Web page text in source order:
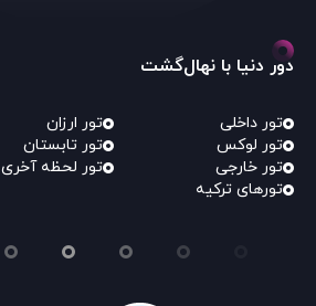
دور دنیا با نهال‌گشت
تور داخلی
تور ارزان
تور لوکس
تور تابستان
تور خارجی
تور لحظه آخری
تورهای ترکیه